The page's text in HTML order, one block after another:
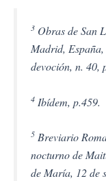
3 Obras de San
Madrid,
devoción, n. 40,
4 Ibídem, p.459.
5 Breviario
nocturno de
de María, 12 de